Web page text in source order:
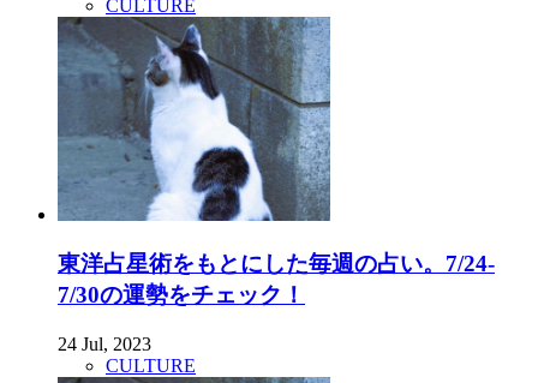
CULTURE
東洋占星術をもとにした毎週の占い。7/24-
7/30の運勢をチェック！
24 Jul, 2023
CULTURE